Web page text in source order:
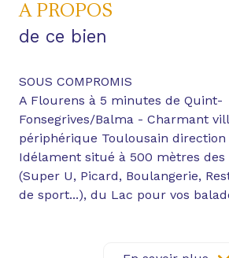
A PROPOS
de ce bien
SOUS COMPROMIS
A Flourens à 5 minutes de Quint-
Fonsegrives/Balma - Charmant
périphérique Toulousain direction
Idélament situé à 500 mètres
(Super U, Picard, Boulangerie,
de sport...), du Lac pour vos
charmante petite copropriété des